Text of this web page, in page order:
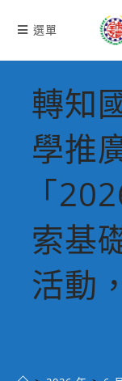
選單
轉知
學推
「
索基
活動